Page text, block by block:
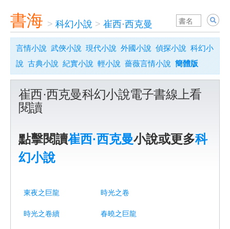
書海 > 科幻小說 > 崔西·西克曼
言情小說 武俠小說 現代小說 外國小說 偵探小說 科幻小
說 古典小說 紀實小說 輕小說 薔薇言情小說 簡體版
崔西·西克曼科幻小說電子書線上看
閱讀
點擊閱讀崔西·西克曼小說或更多科
幻小說
東夜之巨龍 時光之卷
時光之卷續 春曉之巨龍